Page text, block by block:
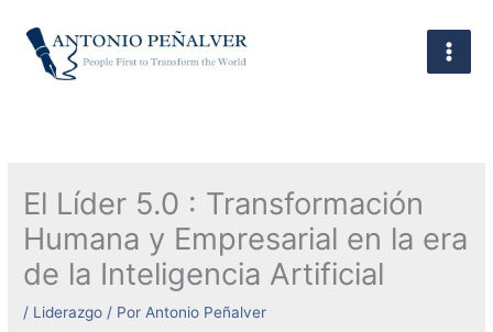
contenido
El Líder 5.0 : Transformación
Humana y Empresarial en la era
de la Inteligencia Artificial
/ Liderazgo / Por Antonio Peñalver